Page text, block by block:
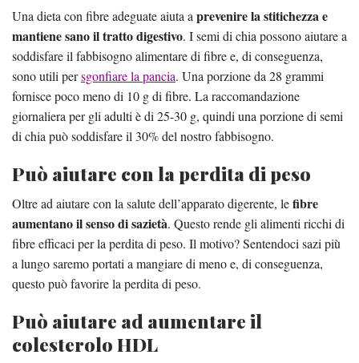
Una dieta con fibre adeguate aiuta a prevenire la stitichezza e
mantiene sano il tratto digestivo. I semi di chia possono aiutare a
soddisfare il fabbisogno alimentare di fibre e, di conseguenza,
sono utili persgonfiare la pancia. Una porzione da 28 grammi
fornisce poco meno di 10 g di fibre. La raccomandazione
giornaliera per gli adulti è di 25-30 g, quindi una porzione di semi
di chia può soddisfare il 30% del nostro fabbisogno.
Può aiutare con la perdita di peso
Oltre ad aiutare con la salute dell’apparato digerente, lefibre
aumentano il senso di sazietà. Questo rende gli alimenti ricchi di
fibre efficaci per la perdita di peso. Il motivo? Sentendoci sazi più
a lungo saremo portati a mangiare di meno e, di conseguenza,
questo può favorire la perdita di peso.
Può aiutare ad aumentare il
colesterolo HDL